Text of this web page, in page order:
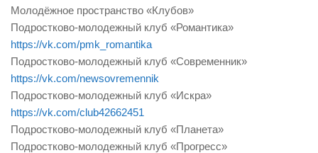
Молодёжное пространство «Клубов»
Подростково-молодежный клуб «Романтика»
https://vk.com/pmk_romantika
Подростково-молодежный клуб «Современник»
https://vk.com/newsovremennik
Подростково-молодежный клуб «Искра»
https://vk.com/club42662451
Подростково-молодежный клуб «Планета»
Подростково-молодежный клуб «Прогресс»